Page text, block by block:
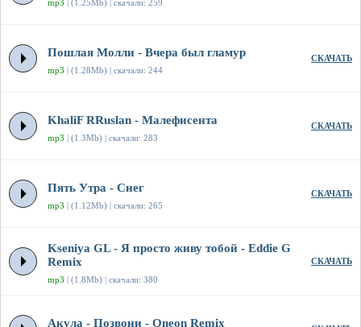
mp3 | (1.25Mb) | скачали: 259
Пошлая Молли - Вчера был гламур
mp3 | (1.28Mb) | скачали: 244
СКАЧАТЬ
KhaliF RRuslan - Малефисента
mp3 | (1.3Mb) | скачали: 283
СКАЧАТЬ
Пять Утра - Снег
mp3 | (1.12Mb) | скачали: 265
СКАЧАТЬ
Kseniya GL - Я просто живу тобой - Eddie G
Remix
mp3 | (1.8Mb) | скачали: 380
СКАЧАТЬ
Акула - Позвони - Oneon Remix